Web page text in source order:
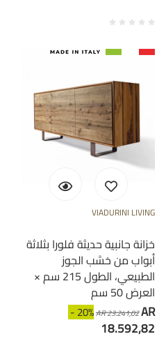
VIADURINI LIVING
خزانة جانبية حديثة فلورا بثلاثة
أبواب من خشب الجوز
الطبيعي، الطول 215 سم ×
العرض 50 سم
- 20%AR 23.241,02AR
18.592,82